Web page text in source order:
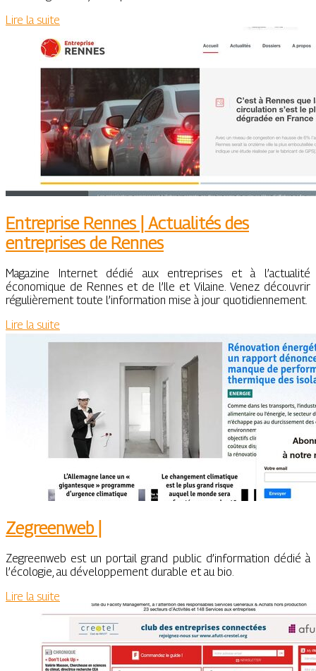
Lire la suite
Entreprise Rennes | Actualités des
entreprises de Rennes
Magazine Internet dédié aux entreprises et à l’actualité
économique de Rennes et de l’Ile et Vilaine. Venez découvrir
régulièrement toute l’information mise à jour quotidiennement.
Lire la suite
Zegreenweb |
Zegreenweb est un portail grand public d’information dédié à
l’écologie, au développement durable et au bio.
Lire la suite